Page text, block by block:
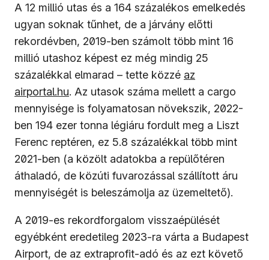
A 12 millió utas és a 164 százalékos emelkedés
ugyan soknak tűnhet, de a járvány előtti
rekordévben, 2019-ben számolt több mint 16
millió utashoz képest ez még mindig 25
százalékkal elmarad – tette közzé (új ablakban
az
airportal.hu. Az utasok száma mellett a cargo
mennyisége is folyamatosan növekszik, 2022-
ben 194 ezer tonna légiáru fordult meg a Liszt
Ferenc reptéren, ez 5.8 százalékkal több mint
2021-ben (a közölt adatokba a repülőtéren
áthaladó, de közúti fuvarozással szállított áru
mennyiségét is beleszámolja az üzemeltető).
A 2019-es rekordforgalom visszaépülését
egyébként eredetileg 2023-ra várta a Budapest
Airport, de az extraprofit-adó és az ezt követő